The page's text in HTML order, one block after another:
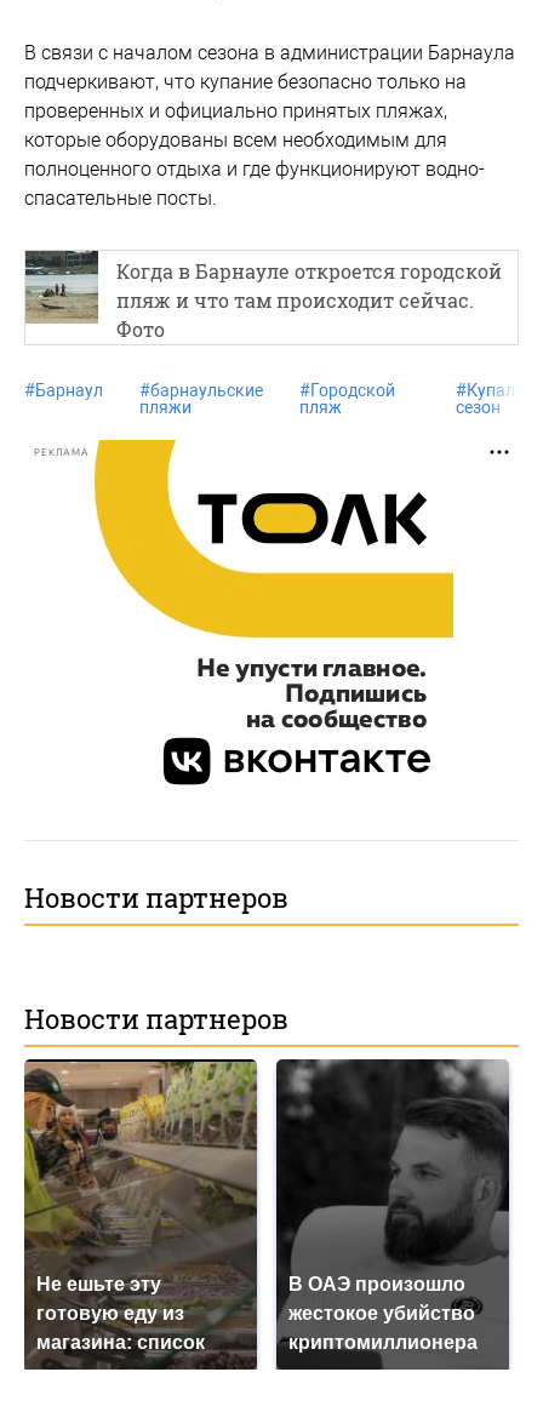
В связи с началом сезона в администрации Барнаула
подчеркивают, что купание безопасно только на
проверенных и официально принятых пляжах,
которые оборудованы всем необходимым для
полноценного отдыха и где функционируют водно-
спасательные посты.
Когда в Барнауле откроется городской
пляж и что там происходит сейчас.
Фото
#Барнаул #барнаульские
пляжи
#Городской
пляж
#
сезон
РЕКЛАМА
Новости партнеров
Новости партнеров
Не ешьте эту
готовую еду из
магазина: список
В ОАЭ произошло
жестокое убийство
криптомиллионера